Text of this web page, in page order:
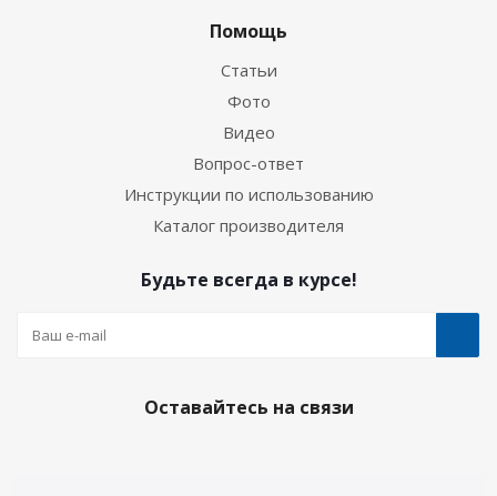
Помощь
Статьи
Фото
Видео
Вопрос-ответ
Инструкции по использованию
Каталог производителя
Будьте всегда в курсе!
Оставайтесь на связи